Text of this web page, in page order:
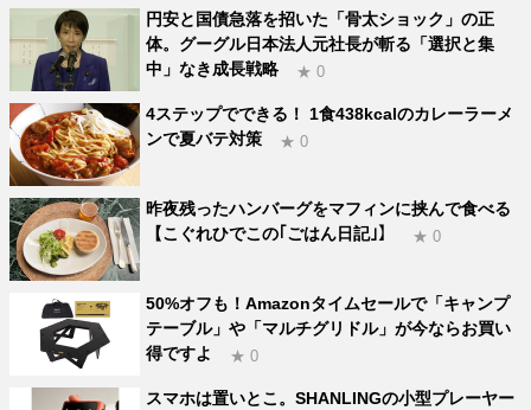
円安と国債急落を招いた「骨太ショック」の正
体。グーグル日本法人元社長が斬る「選択と集
中」なき成長戦略
★ 0
4ステップでできる！ 1食438kcalのカレーラーメ
ンで夏バテ対策
★ 0
昨夜残ったハンバーグをマフィンに挟んで食べる
【こぐれひでこの｢ごはん日記｣】
★ 0
50%オフも！Amazonタイムセールで「キャンプ
テーブル」や「マルチグリドル」が今ならお買い
得ですよ
★ 0
スマホは置いとこ。SHANLINGの小型プレーヤー